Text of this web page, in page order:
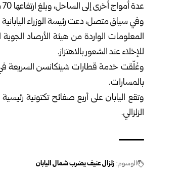
عدة أمواج أخرى إلى الساحل، وبلغ ارتفاعها 70 سنتيمتراً .
وفي سياق متصل، دعت رئيسة الوزراء
المعلومات الواردة من هيئة الأرصاد الجوية
للإخلاء عند الشعور بالاهتزاز.
وعُلّقت خدمة قطارات شينكانسن السريعة
بالمسارات.
وتقع اليابان على أربع صفائح تكتونية
الزلزالي.
الوسوم: زلزال عنيف يضرب شمال اليابان